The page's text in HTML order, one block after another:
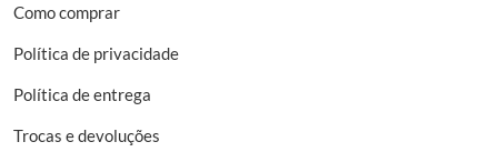
Como comprar
Política de privacidade
Política de entrega
Trocas e devoluções